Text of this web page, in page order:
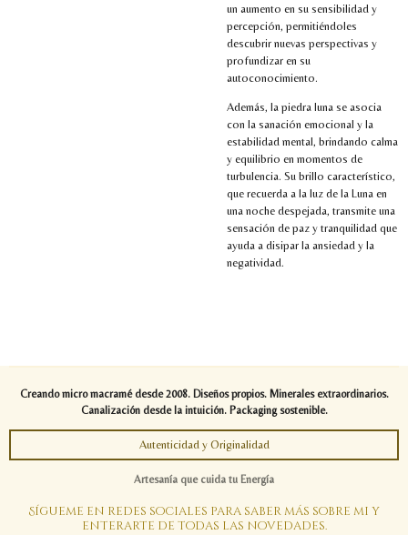
un aumento en su sensibilidad y
percepción, permitiéndoles
descubrir nuevas perspectivas y
profundizar en su
autoconocimiento.
Además, la piedra luna se asocia
con la sanación emocional y la
estabilidad mental, brindando calma
y equilibrio en momentos de
turbulencia. Su brillo característico,
que recuerda a la luz de la Luna en
una noche despejada, transmite una
sensación de paz y tranquilidad que
ayuda a disipar la ansiedad y la
negatividad.
Creando micro macramé desde 2008. Diseños propios. Minerales extraordinarios.
Canalización desde la intuición. Packaging sostenible.
Autenticidad y Originalidad
Artesanía que cuida tu Energía
Sígueme en redes sociales para saber más sobre mi y
enterarte de todas las novedades.